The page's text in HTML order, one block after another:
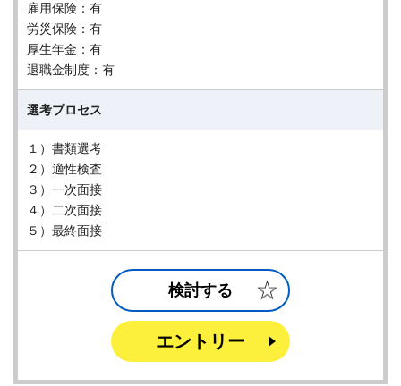
雇用保険：有
労災保険：有
厚生年金：有
退職金制度：有
選考プロセス
１）書類選考
２）適性検査
３）一次面接
４）二次面接
５）最終面接
検討する
エントリー